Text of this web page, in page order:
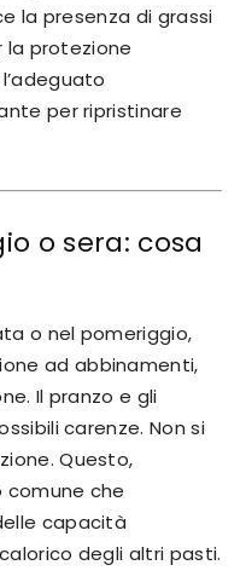
la presenza di grassi
la protezione
per ripristinare
o sera: cosa
o nel pomeriggio,
ad abbinamenti,
Il pranzo e gli
carenze. Non si
Questo,
che
capacità
degli altri pasti.